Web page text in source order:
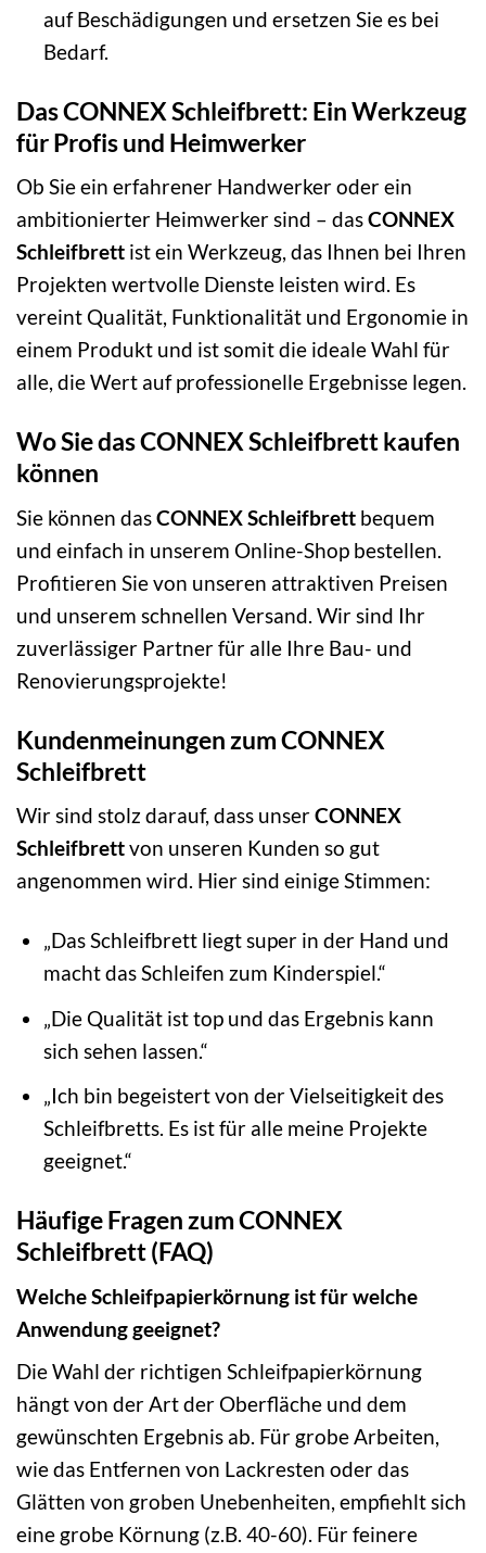
auf Beschädigungen und ersetzen Sie es bei
Bedarf.
Das CONNEX Schleifbrett: Ein Werkzeug
für Profis und Heimwerker
Ob Sie ein erfahrener Handwerker oder ein
ambitionierter Heimwerker sind – dasCONNEX
Schleifbrett ist ein Werkzeug, das Ihnen bei Ihren
Projekten wertvolle Dienste leisten wird. Es
vereint Qualität, Funktionalität und Ergonomie in
einem Produkt und ist somit die ideale Wahl für
alle, die Wert auf professionelle Ergebnisse legen.
Wo Sie das CONNEX Schleifbrett kaufen
können
Sie können dasCONNEX Schleifbrett bequem
und einfach in unserem Online-Shop bestellen.
Profitieren Sie von unseren attraktiven Preisen
und unserem schnellen Versand. Wir sind Ihr
zuverlässiger Partner für alle Ihre Bau- und
Renovierungsprojekte!
Kundenmeinungen zum CONNEX
Schleifbrett
Wir sind stolz darauf, dass unserCONNEX
Schleifbrettvon unseren Kunden so gut
angenommen wird. Hier sind einige Stimmen:
„Das Schleifbrett liegt super in der Hand und
macht das Schleifen zum Kinderspiel.“
„Die Qualität ist top und das Ergebnis kann
sich sehen lassen.“
„Ich bin begeistert von der Vielseitigkeit des
Schleifbretts. Es ist für alle meine Projekte
geeignet.“
Häufige Fragen zum CONNEX
Schleifbrett (FAQ)
Welche Schleifpapierkörnung ist für welche
Anwendung geeignet?
Die Wahl der richtigen Schleifpapierkörnung
hängt von der Art der Oberfläche und dem
gewünschten Ergebnis ab. Für grobe Arbeiten,
wie das Entfernen von Lackresten oder das
Glätten von groben Unebenheiten, empfiehlt sich
eine grobe Körnung (z.B. 40-60). Für feinere